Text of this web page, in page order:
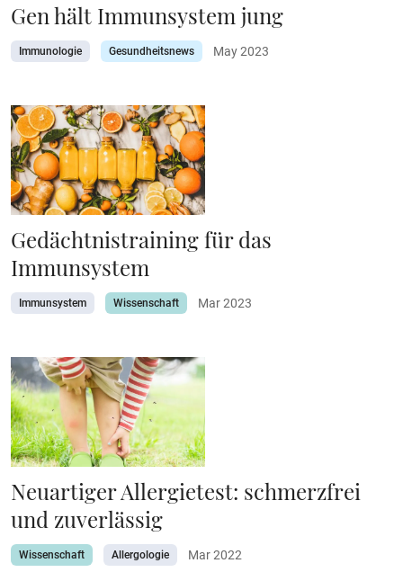
Gen hält Immunsystem jung
Immunologie Gesundheitsnews May 2023
Gedächtnistraining für das
Immunsystem
Immunsystem Wissenschaft Mar 2023
Neuartiger Allergietest: schmerzfrei
und zuverlässig
Wissenschaft Allergologie Mar 2022